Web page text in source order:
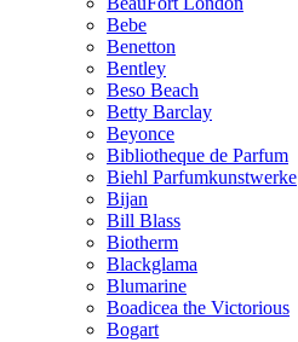
Bebe
Benetton
Bentley
Beso Beach
Betty Barclay
Beyonce
Bibliotheque de Parfum
Biehl Parfumkunstwerke
Bijan
Bill Blass
Biotherm
Blackglama
Blumarine
Boadicea the Victorious
Bogart